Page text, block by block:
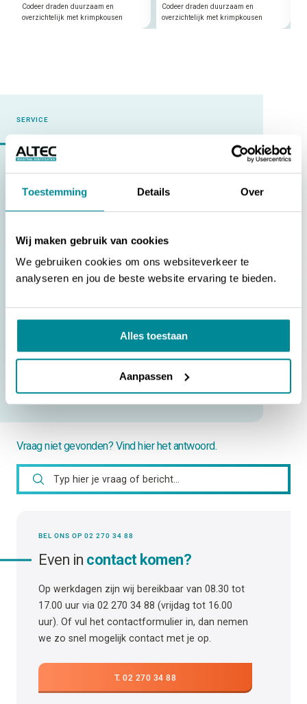
Toestemming Details Over
Wij maken gebruik van cookies
We gebruiken cookies om ons websiteverkeer te
analyseren en jou de beste website ervaring te bieden.
Alles toestaan
Aanpassen
Codeer draden duurzaam en
overzichtelijk met krimpkousen
Codeer draden duurzaam en
overzichtelijk met krimpkousen
SERVICE
Vragen over Normeringen & certificeringen
gevaarlijke stoffen
[ASTM] | Amerikaanse testmethoden voor labels
[Boeing BSS 7239] | Brandtest voor toxische
NAAR ALLE VRAGEN
Vraag niet gevonden? Vind hier het antwoord.
BEL ONS OP 02 270 34 88
Even in contact komen?
Op werkdagen zijn wij bereikbaar van 08.30 tot
17.00 uur via 02 270 34 88 (vrijdag tot 16.00
uur). Of vul het contactformulier in, dan nemen
we zo snel mogelijk contact met je op.
T. 02 270 34 88